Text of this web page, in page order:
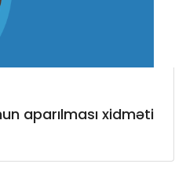
aparılması xidməti